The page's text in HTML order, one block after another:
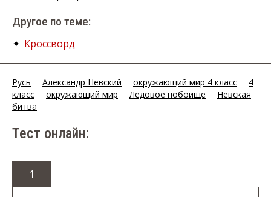
Другое по теме:
✦ Кроссворд
Русь Александр Невский окружающий мир 4 класс
4
класс
окружающий мир Ледовое побоище
Невская
битва
Тест онлайн:
1